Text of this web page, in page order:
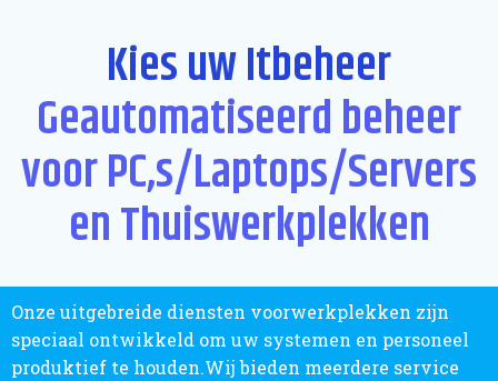
Kies uw Itbeheer
Geautomatiseerd beheer
voor PC,s/Laptops/Servers
en Thuiswerkplekken
Onze uitgebreide diensten voorwerkplekken zijn
speciaal ontwikkeld om uw systemen en personeel
produktief te houden.Wij bieden meerdere service